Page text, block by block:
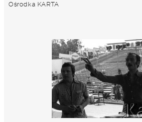
Ośrodka KARTA